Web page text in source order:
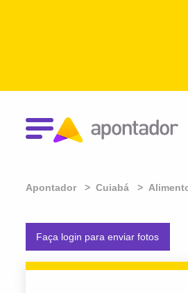
Apontador Cuiabá
Faça login para enviar fotos